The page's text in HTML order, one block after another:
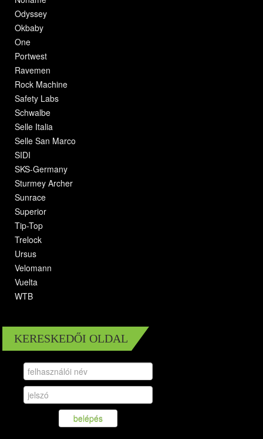
Odyssey
Okbaby
One
Portwest
Ravemen
Rock Machine
Safety Labs
Schwalbe
Selle Italia
Selle San Marco
SIDI
SKS-Germany
Sturmey Archer
Sunrace
Superior
Tip-Top
Trelock
Ursus
Velomann
Vuelta
WTB
KERESKEDŐI OLDAL
belépés